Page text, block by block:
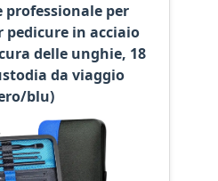
professionale per
in acciaio
delle unghie, 18
da viaggio
blu)